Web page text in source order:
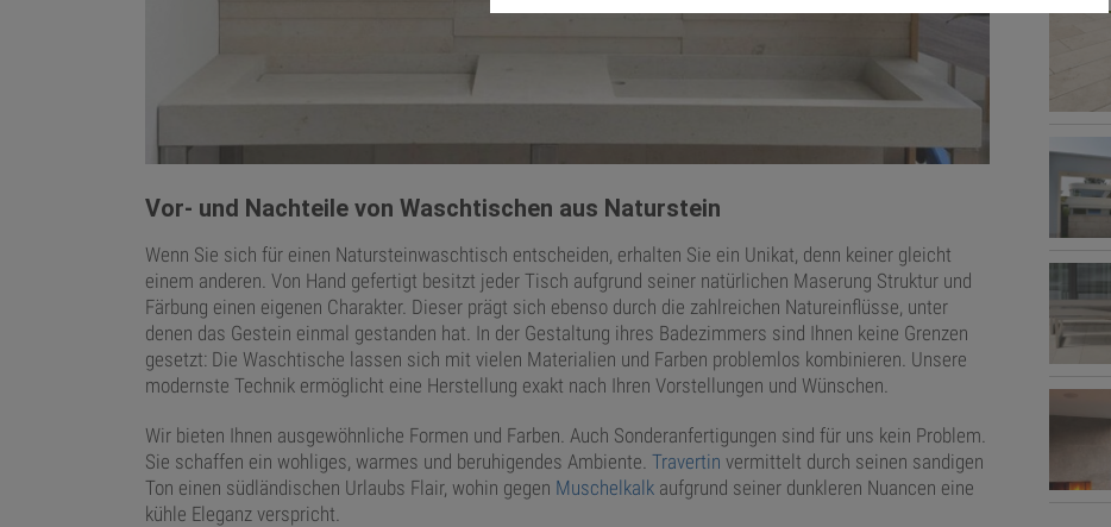
Vor- und Nachteile von Waschtischen aus Naturstein
Wenn Sie sich für einen Natursteinwaschtisch entscheiden, erhalten Sie ein Unikat, denn keiner gleicht
einem anderen. Von Hand gefertigt besitzt jeder Tisch aufgrund seiner natürlichen Maserung Struktur und
Färbung einen eigenen Charakter. Dieser prägt sich ebenso durch die zahlreichen Natureinflüsse, unter
denen das Gestein einmal gestanden hat. In der Gestaltung ihres Badezimmers sind Ihnen keine Grenzen
gesetzt: Die Waschtische lassen sich mit vielen Materialien und Farben problemlos kombinieren. Unsere
modernste Technik ermöglicht eine Herstellung exakt nach Ihren Vorstellungen und Wünschen.
Wir bieten Ihnen ausgewöhnliche Formen und Farben. Auch Sonderanfertigungen sind für uns kein Problem.
Sie schaffen ein wohliges, warmes und beruhigendes Ambiente. Travertin vermittelt durch seinen sandigen
Ton einen südländischen Urlaubs Flair, wohin gegen Muschelkalk aufgrund seiner dunkleren Nuancen eine
kühle Eleganz verspricht.